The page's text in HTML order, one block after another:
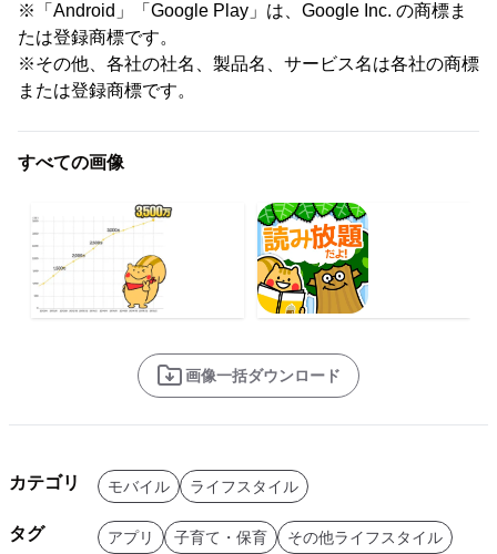
※「Android」「Google Play」は、Google Inc. の商標ま
たは登録商標です。
※その他、各社の社名、製品名、サービス名は各社の商標
または登録商標です。
すべての画像
画像一括ダウンロード
カテゴリ モバイル ライフスタイル
タグ アプリ 子育て・保育 その他ライフスタイル